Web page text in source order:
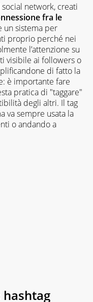
network, creati
fra le
un sistema per
proprio perché nei
l’attenzione su
visibile ai followers o
di fatto la
è importante fare
pratica di "taggare"
degli altri. Il tag
va sempre usata la
o andando a
hashtag